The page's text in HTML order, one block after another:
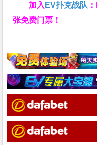
加入 EV扑克战队 ：
张免费门票！